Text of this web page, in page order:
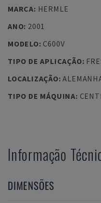
MARCA: HERMLE
ANO: 2001
MODELO: C600V
TIPO DE APLICAÇÃO:
LOCALIZAÇÃO:
TIPO DE MÁQUINA:
Informação
DIMENSÕES